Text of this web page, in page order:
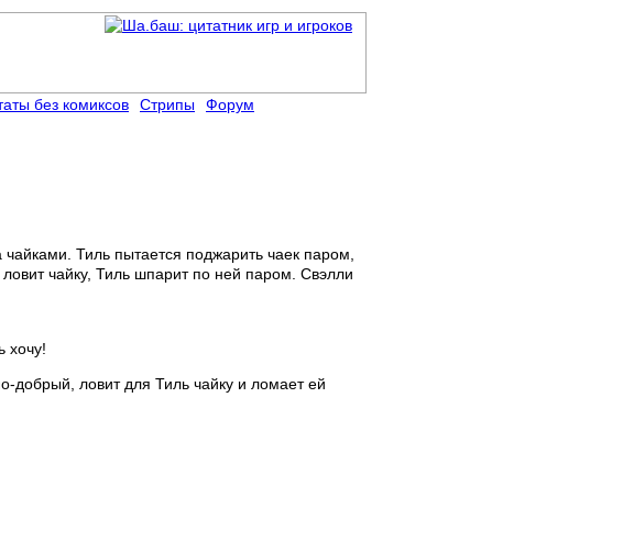
Тиль пытается поджарить чаек паром,
чайку, Тиль шпарит по ней паром. Свэлли
хочу!
добрый, ловит для Тиль чайку и ломает ей
без комиксов Стрипы Форум